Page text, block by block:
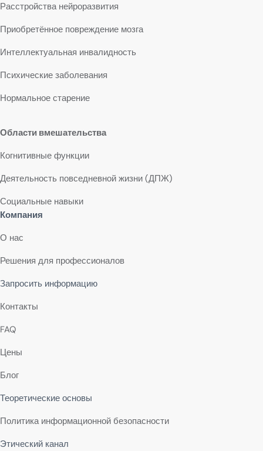
Расстройства нейроразвития
Приобретённое повреждение мозга
Интеллектуальная инвалидность
Психические заболевания
Нормальное старение
Области вмешательства
Когнитивные функции
Деятельность повседневной жизни (ДПЖ)
Социальные навыки
Компания
О нас
Решения для профессионалов
Запросить информацию
Контакты
FAQ
Цены
Блог
Теоретические основы
Политика информационной безопасности
Этический канал